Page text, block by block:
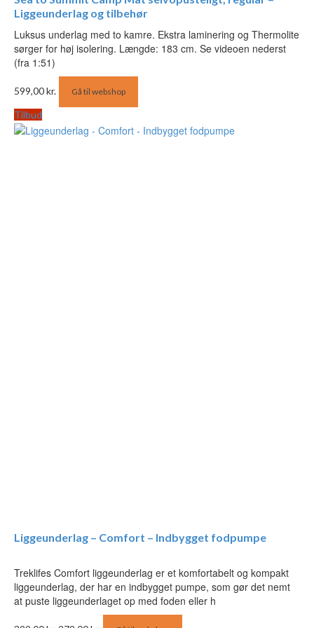
Liggeunderlag og tilbehør
Luksus underlag med to kamre. Ekstra laminering og Thermolite
sørger for høj isolering. Længde: 183 cm. Se videoen nederst
(fra 1:51)
599,00kr. Gå til webshop
Tilbud
Liggeunderlag – Comfort – Indbygget fodpumpe
Treklifes Comfort liggeunderlag er et komfortabelt og kompakt
liggeunderlag, der har en indbygget pumpe, som gør det nemt
at puste liggeunderlaget op med foden eller h